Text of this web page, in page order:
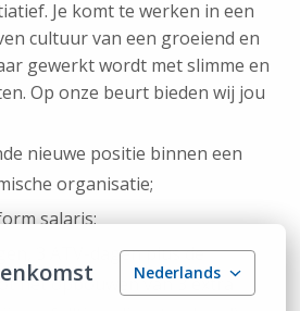
Nederlands
Je komt te werken in een
cultuur van een groeiend en
gewerkt wordt met slimme en
Op onze beurt bieden wij jou
nieuwe positie binnen een
organisatie;
salaris;
3 ATV-dagen plus de
het opbouwen van 3 extra